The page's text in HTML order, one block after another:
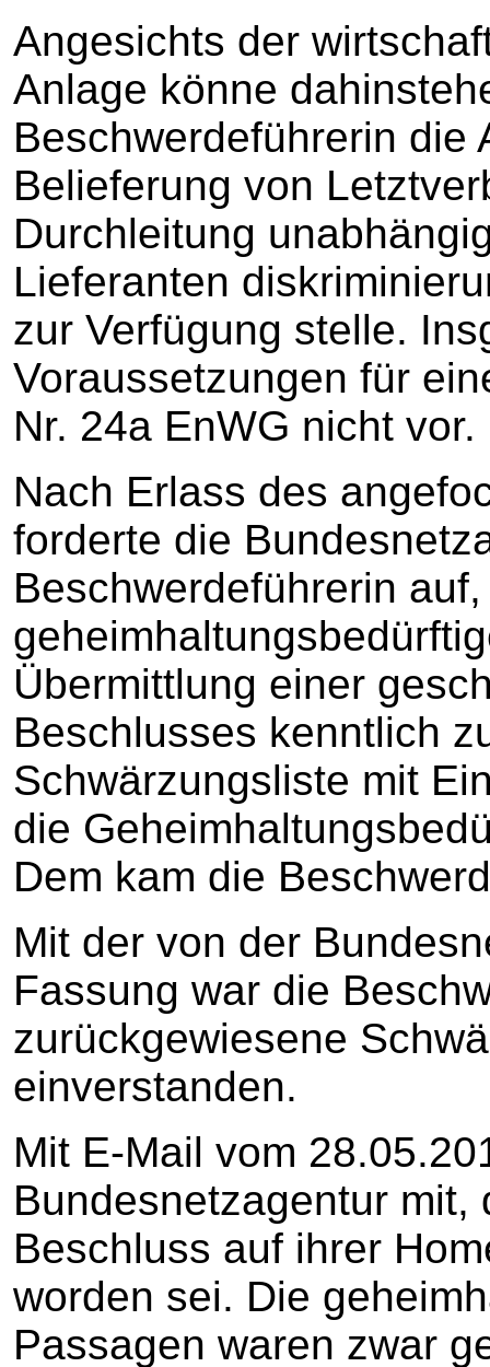
Angesichts der
Anlage könne
Beschwerdeführerin die
Belieferung von
Durchleitung
Lieferanten
zur Verfügung stelle.
Voraussetzungen für
Nr. 24a EnWG nicht vor.
Nach Erlass des
forderte die
Beschwerdeführerin
Übermittlung einer
Beschlusses kenntlich
Schwärzungsliste mit
die
Dem kam die
Mit der von der
Fassung war die
zurückgewiesene
einverstanden.
Mit E-Mail vom
Bundesnetzagentur
Beschluss auf ihrer
worden sei. Die
Passagen waren zwar